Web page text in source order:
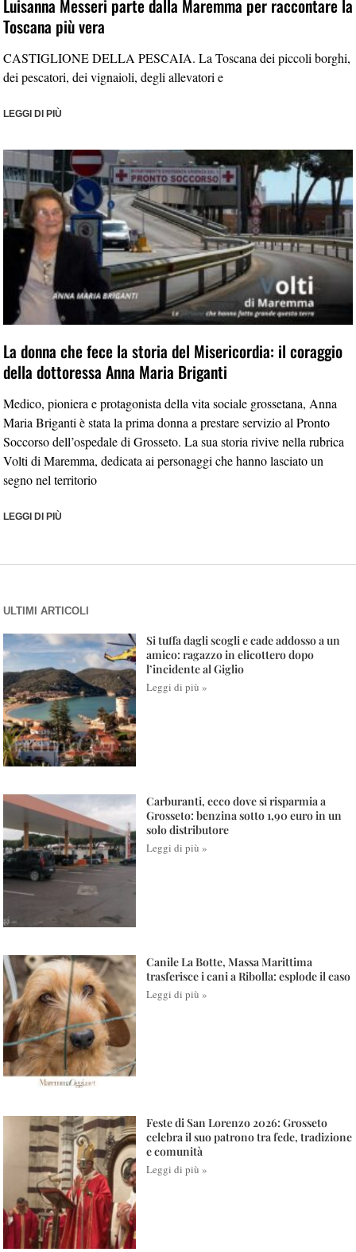
Luisanna Messeri parte dalla Maremma per raccontare la
Toscana più vera
CASTIGLIONE DELLA PESCAIA. La Toscana dei piccoli borghi,
dei pescatori, dei vignaioli, degli allevatori e
LEGGI DI PIÙ
La donna che fece la storia del Misericordia: il coraggio
della dottoressa Anna Maria Briganti
Medico, pioniera e protagonista della vita sociale grossetana, Anna
Maria Briganti è stata la prima donna a prestare servizio al Pronto
Soccorso dell’ospedale di Grosseto. La sua storia rivive nella rubrica
Volti di Maremma, dedicata ai personaggi che hanno lasciato un
segno nel territorio
LEGGI DI PIÙ
ULTIMI ARTICOLI
Si tuffa dagli scogli e cade addosso a un
amico: ragazzo in elicottero dopo
l’incidente al Giglio
Leggi di più »
Carburanti, ecco dove si risparmia a
Grosseto: benzina sotto 1,90 euro in un
solo distributore
Leggi di più »
Canile La Botte, Massa Marittima
trasferisce i cani a Ribolla: esplode il caso
Leggi di più »
Feste di San Lorenzo 2026: Grosseto
celebra il suo patrono tra fede, tradizione
e comunità
Leggi di più »